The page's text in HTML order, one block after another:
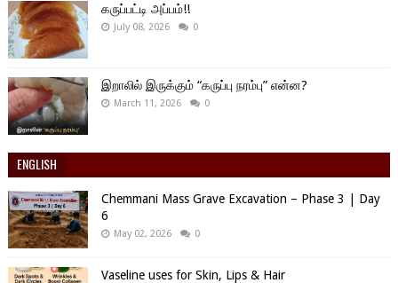
கருப்பட்டி அப்பம்!!
July 08, 2026 0
இறாலில் இருக்கும் “கருப்பு நரம்பு” என்ன?
March 11, 2026 0
ENGLISH
Chemmani Mass Grave Excavation – Phase 3 | Day
6
May 02, 2026 0
Vaseline uses for Skin, Lips & Hair